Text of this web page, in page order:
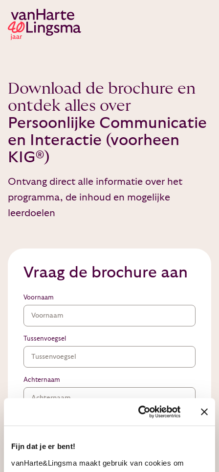
Fijn dat je er bent!
vanHarte&Lingsma maakt gebruik van cookies om
Download de brochure en
ontdek alles over
Persoonlijke Communicatie
en Interactie (voorheen
KIG®)
Ontvang direct alle informatie over het
programma, de inhoud en mogelijke
leerdoelen
Vraag de brochure aan
Voornaam
Tussenvoegsel
Achternaam
E-mailadres